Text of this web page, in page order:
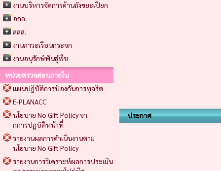
งานบริหารจัดการด้านถังขยะเปียก
อถล.
สสส.
งานภาวะเรือนกระจก
งานอนุรักษ์พันธุ์พืช
หน่วยตรวจสอบภายใน
แผนปฏิบัติการป้องกันการทุจริต
E-PLANACC
นโยบาย No Gift Policy จา
กการปฏบัติหน้าที่
รายงานผลการดำเนินงานตาม
นโยบาย No Gift Policy
รายงานการวิเคราะห์ผลการประเมิน
ประกาศ